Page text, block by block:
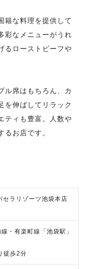
籍な料理を提供して
彩なメニューがうれ
るローストビーフや
ル席はもちろん、カ
を伸ばしてリラック
ティも豊富。人数や
お店です。
ラリゾーツ池袋本店
・有楽町線「池袋駅」
徒歩2分